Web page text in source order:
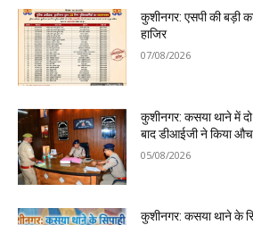
कुशीनगर: एसपी की बड़ी
हाजिर
07/08/2026
कुशीनगर: कसया थाने में दो
बाद डीआईजी ने किया
05/08/2026
कुशीनगर: कसया थाने के